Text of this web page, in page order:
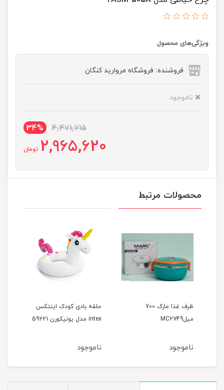
ویژگی‌های محصول
فروشنده: فروشگاه مروارید کنگان
ناموجود
4,471,715
34%
2,965,620 تومان
محصولات مرتبط
ظرف غذا مارک 700
میلMC2749
ناموجود
حلقه بادی کودک اینتکس
intex مدل یونیکورن 59221
ناموجود